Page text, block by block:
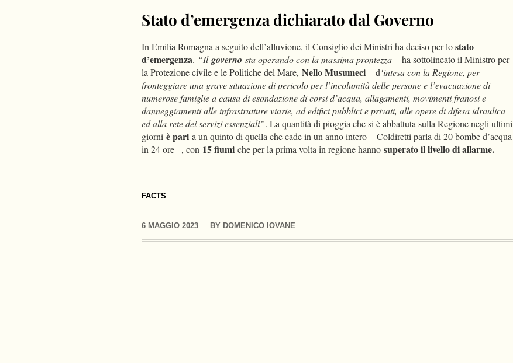
FACTS
6 MAGGIO 2023 BY DOMENICO IOVANE
Stato d’emergenza dichiarato dal Governo
In Emilia Romagna a seguito dell’alluvione, il Consiglio dei Ministri ha deciso per lostato
d’emergenza. “Ilgoverno sta operando con la massima prontezza – ha sottolineato il Ministro per
la Protezione civile e le Politiche del Mare, Nello Musumeci – d‘intesa con la Regione, per
fronteggiare una grave situazione di pericolo per l’incolumità delle persone e l’evacuazione di
numerose famiglie a causa di esondazione di corsi d’acqua, allagamenti, movimenti franosi e
danneggiamenti alle infrastrutture viarie, ad edifici pubblici e privati, alle opere di difesa idraulica
ed alla rete dei servizi essenziali”. La quantità di pioggia che si è abbattuta sulla Regione negli ultimi
giorni è pari a un quinto di quella che cade in un anno intero – Coldiretti parla di 20 bombe d’acqua
in 24 ore –, con 15 fiumi che per la prima volta in regione hanno superato il livello di allarme.